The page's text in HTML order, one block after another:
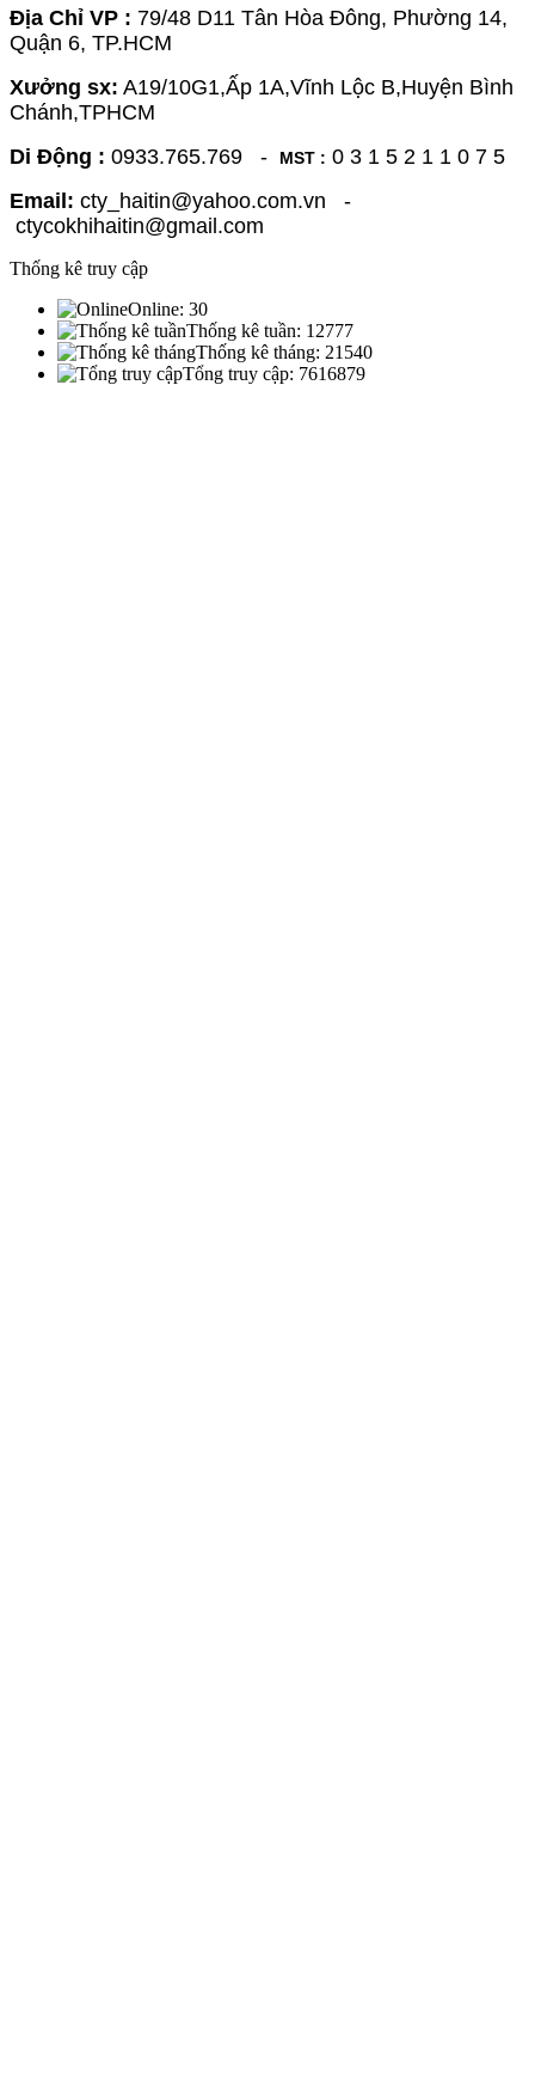
Địa Chỉ VP : 79/48 D11 Tân Hòa Đông, Phường 14,
Quận 6, TP.HCM
Xưởng sx: A19/10G1,Ấp 1A,Vĩnh Lộc B,Huyện Bình
Chánh,TPHCM
Di Động : 0933.765.769 - MST : 0 3 1 5 2 1 1 0 7 5
Email: cty_haitin@yahoo.com.vn -
ctycokhihaitin@gmail.com
Thống kê truy cập
Online: 30
Thống kê tuần: 12777
Thống kê tháng: 21540
Tổng truy cập: 7616879